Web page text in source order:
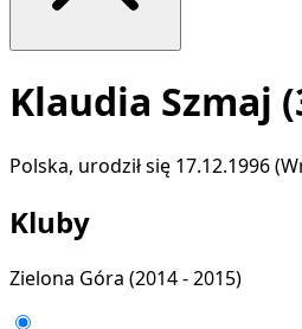
Klaudia Szmaj
Polska, urodził się 17.12.1996
Kluby
Zielona Góra (2014 - 2015)